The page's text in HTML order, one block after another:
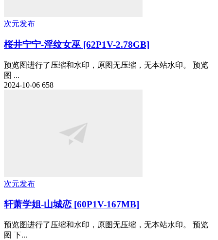
次元发布
桜井宁宁-淫纹女巫 [62P1V-2.78GB]
预览图进行了压缩和水印，原图无压缩，无本站水印。 预览
图 ...
2024-10-06 658
次元发布
轩萧学姐-山城恋 [60P1V-167MB]
预览图进行了压缩和水印，原图无压缩，无本站水印。 预览
图 下...